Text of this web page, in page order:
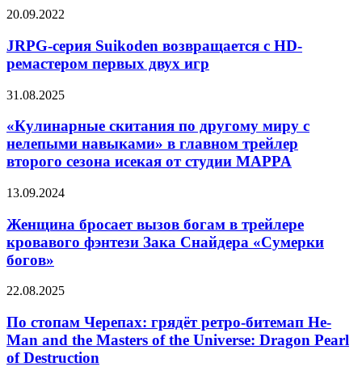
трейлер
про
охоту
на
демонов
помощью
живой
бензопилы
JRPG-
Suikoden
возвращается
с
ремастером
двух
игр
20.09.2022
JRPG-серия Suikoden возвращается с HD-
ремастером первых двух игр
«Кулинарные
по
другому
миру
с
навыками»
главном
трейлер
второго
сезона
исекая
от
MAPPA
31.08.2025
«Кулинарные скитания по другому миру с
нелепыми навыками» в главном трейлер
второго сезона исекая от студии MAPPA
Женщина
вызов
богам
в
трейлере
фэнтези
Снайдера
«Сумерки
богов»
13.09.2024
Женщина бросает вызов богам в трейлере
кровавого фэнтези Зака Снайдера «Сумерки
богов»
По
Черепах:
грядёт
ретро-
битемап
22.08.2025
По стопам Черепах: грядёт ретро-битемап He-
Man and the Masters of the Universe: Dragon Pearl
of Destruction